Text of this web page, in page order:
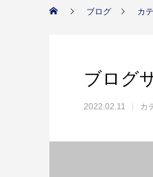
ブログ カ
ブログ
2022.02.11 カ